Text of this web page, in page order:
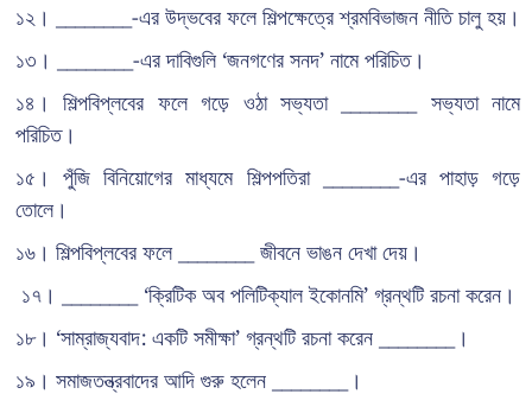
১২। ________-এর উদ্ভবের ফলে শিল্পক্ষেত্রে শ্রমবিভাজন নীতি চালু হয়।
১৩। ________-এর দাবিগুলি ‘জনগণের সনদ’ নামে পরিচিত।
১৪। শিল্পবিপ্লবের ফলে গড়ে ওঠা সভ্যতা ________ সভ্যতা নামে
পরিচিত।
১৫। পুঁজি বিনিয়োগের মাধ্যমে শিল্পপতিরা ________-এর পাহাড় গড়ে
তোলে।
১৬। শিল্পবিপ্লবের ফলে ________ জীবনে ভাঙন দেখা দেয়।
১৭। ________ ‘ক্রিটিক অব পলিটিক্যাল ইকোনমি’ গ্রন্থটি রচনা করেন।
১৮। ‘সাম্রাজ্যবাদ: একটি সমীক্ষা’ গ্রন্থটি রচনা করেন ________।
১৯। সমাজতন্ত্রবাদের আদি গুরু হলেন ________।